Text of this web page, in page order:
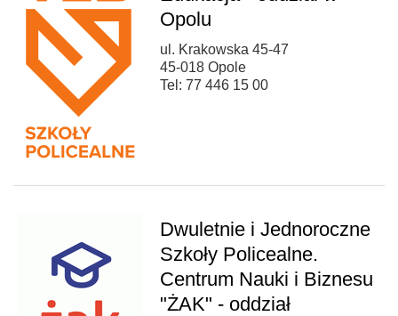
Opolu
ul. Krakowska 45-47
45-018 Opole
Tel: 77 446 15 00
Dwuletnie i Jednoroczne
Szkoły Policealne.
Centrum Nauki i Biznesu
"ŻAK" - oddział